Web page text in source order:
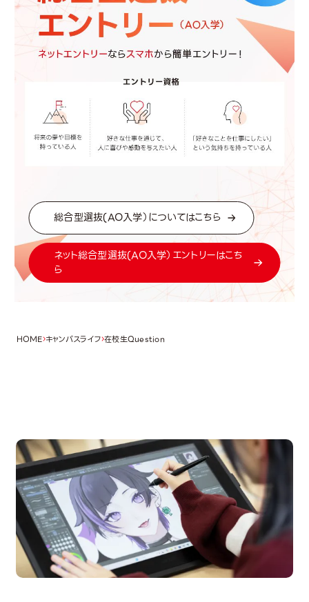
総合型選抜(AO入学）についてはこちら
ネット総合型選抜(AO入学）エントリーはこち
ら
HOME キャンパスライフ 在校生Question
Campus Open